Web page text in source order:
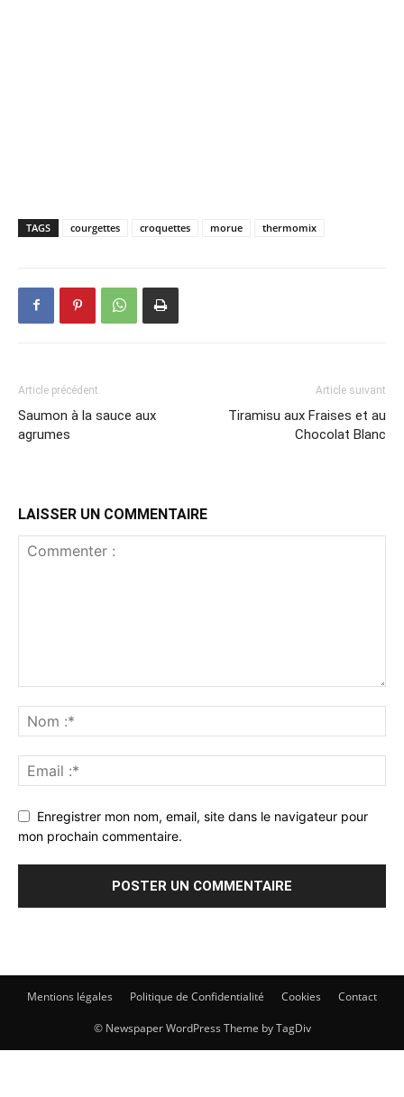
TAGS courgettes croquettes morue thermomix
Article précédent
Saumon à la sauce aux
agrumes
Article suivant
Tiramisu aux Fraises et au
Chocolat Blanc
LAISSER UN COMMENTAIRE
Enregistrer mon nom, email, site dans le navigateur pour
mon prochain commentaire.
Mentions légales Politique de Confidentialité Cookies Contact
© Newspaper WordPress Theme by TagDiv